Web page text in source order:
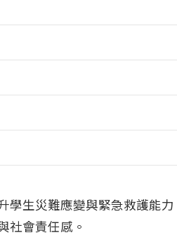
學生災難應變與緊急救護能
社會責任感。